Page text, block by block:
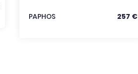
PAPHOS 257 €